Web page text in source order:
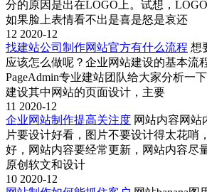
分的原因是出在LOGO上。试想，
如果脸上表情看不出是喜是怒是哀还
12 2020-12
找建站公司制作网站官方有什么流程 想
应该怎么做呢？企业网站建设的基本流
PageAdmin专业建站团队给大家分析一
建设其中网站的页面设计，主要
11 2020-12
企业网站制作提高关注度 网站内容网站
片要设计好看，图片不要设计得太花哨
好，网站内容要经常更新，网站内容尽
原创软文和设计
10 2020-12